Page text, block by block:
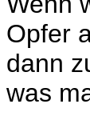
Opfer
dann
was